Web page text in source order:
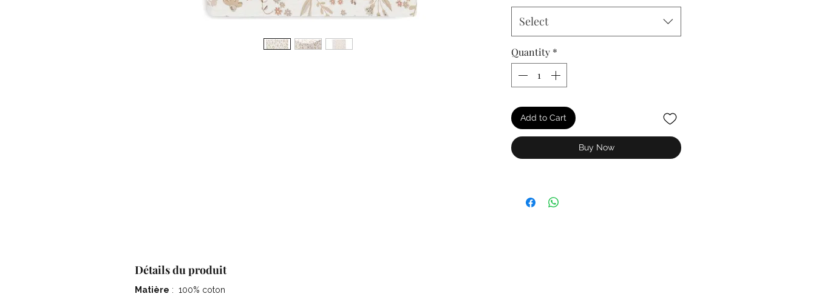
Select
Quantity *
Add to Cart
Buy Now
Détails du produit
Matière : 100% coton